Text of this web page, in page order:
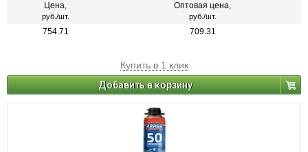
Цена,
руб./шт.
Оптовая цена,
руб./шт.
754.71 709.31
Купить в 1 клик
Добавить в корзину